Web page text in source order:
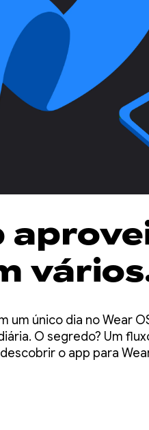
vários
do
um único dia no Wear
O segredo? Um
o app para